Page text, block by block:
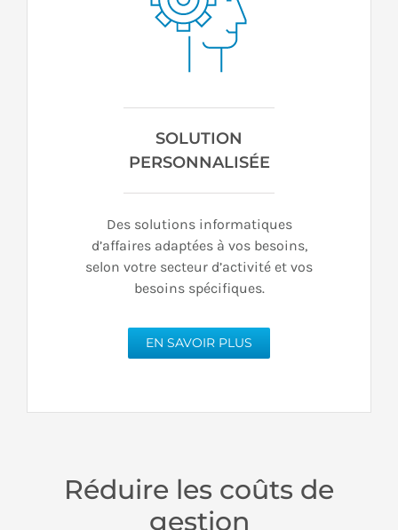
SOLUTION
PERSONNALISÉE
Des solutions informatiques
d’affaires adaptées à vos besoins,
selon votre secteur d’activité et vos
besoins spécifiques.
EN SAVOIR PLUS
Réduire les coûts de
gestion